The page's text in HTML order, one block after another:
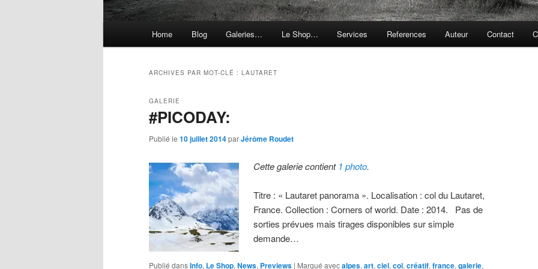
Home Blog Galeries… Le Shop… Services References Auteur Contact
ARCHIVES PAR MOT-CLÉ : LAUTARET
#PICODAY:
GALERIE
Publié le 10 juillet 2014parJérôme Roudet
Cette galerie contient 1 photo.
Titre : « Lautaret panorama ». Localisation : col du Lautaret,
France. Collection : Corners of world. Date : 2014. Pas de
sorties prévues mais tirages disponibles sur simple
demande…
Publié dansInfo, Le Shop, News, Previews | Marqué avecalpes, art, ciel, col, créatif, france, galerie,